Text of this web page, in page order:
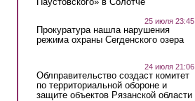
25 июля 23:45
Прокуратура нашла нарушения
режима охраны Сегденского озера
24 июля 21:06
Облправительство создаст комитет
по территориальной обороне и
защите объектов Рязанской области